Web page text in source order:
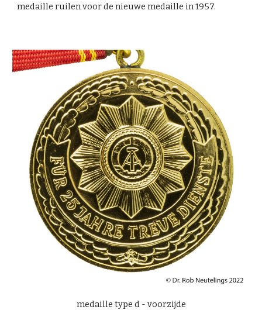
medaille ruilen voor de nieuwe medaille in 1957.
medaille type d- voorzijde